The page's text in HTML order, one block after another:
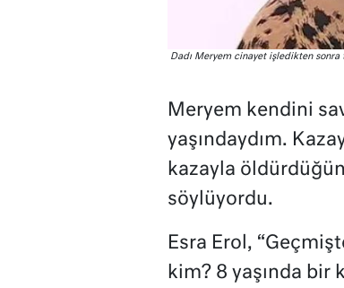
Dadı Meryem cinayet işledikten sonra
Meryem kendini
yaşındaydım.
kazayla
söylüyordu.
Esra Erol,
kim? 8 yaşında bir